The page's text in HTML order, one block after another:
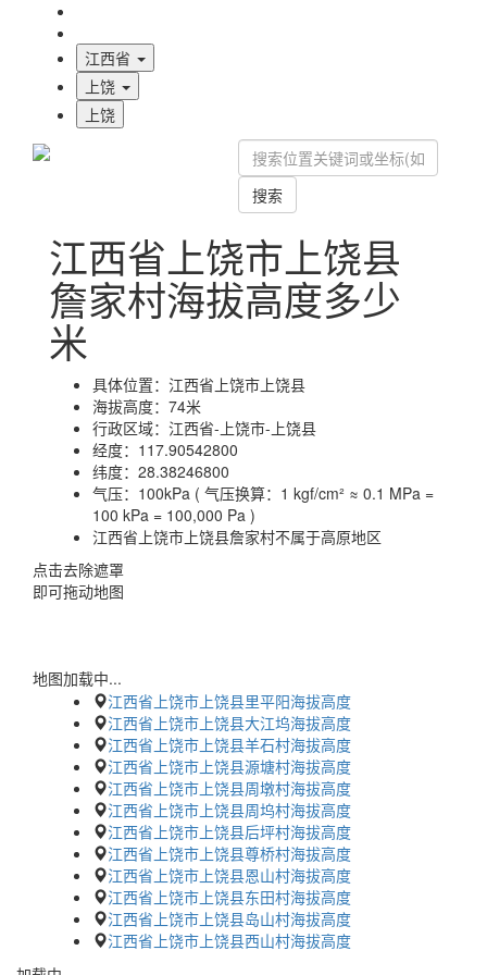
江西省
上饶
上饶
搜索
江西省上饶市上饶县
詹家村海拔高度多少
米
具体位置： 江西省上饶市上饶县
海拔高度： 74米
行政区域： 江西省-上饶市-上饶县
经度： 117.90542800
纬度： 28.38246800
气压： 100kPa ( 气压换算：1 kgf/cm² ≈ 0.1 MPa =
100 kPa = 100,000 Pa )
江西省上饶市上饶县詹家村不属于高原地区
点击去除遮罩
即可拖动地图
地图加载中...
江西省上饶市上饶县里平阳海拔高度
江西省上饶市上饶县大江坞海拔高度
江西省上饶市上饶县羊石村海拔高度
江西省上饶市上饶县源塘村海拔高度
江西省上饶市上饶县周墩村海拔高度
江西省上饶市上饶县周坞村海拔高度
江西省上饶市上饶县后坪村海拔高度
江西省上饶市上饶县尊桥村海拔高度
江西省上饶市上饶县恩山村海拔高度
江西省上饶市上饶县东田村海拔高度
江西省上饶市上饶县岛山村海拔高度
江西省上饶市上饶县西山村海拔高度